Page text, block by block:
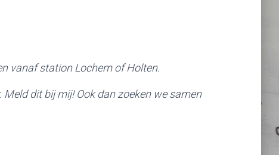
vanaf station Lochem of Holten.
dit bij mij! Ook dan zoeken we samen